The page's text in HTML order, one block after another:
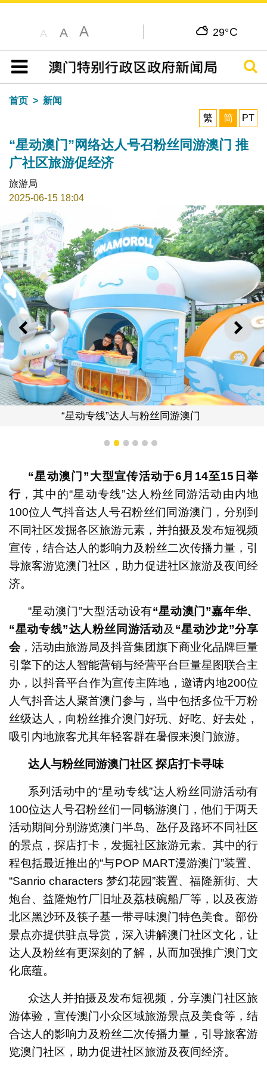
A A A 29°C
目录
搜寻
首页
新闻
繁
简 PT
“星动澳门”网络达人号召粉丝同游澳门 推
广社区旅游促经济
旅游局
2025-06-15 18:04
上一则 下一
“星动专线”达人与粉丝同游澳门
1 2 3 4 5 6
“星动澳门”大型宣传活动于6月14至15日举
行 ，其中的“星动专线”达人粉丝同游活动由内地
100位人气抖音达人号召粉丝们同游澳门，分别到
不同社区发掘各区旅游元素，并拍摄及发布短视频
宣传，结合达人的影响力及粉丝二次传播力量，引
导旅客游览澳门社区，助力促进社区旅游及夜间经
济。
“星动澳门”大型活动设有“星动澳门”嘉年华、
“星动专线”达人粉丝同游活动及 “星动沙龙”分享
会，活动由旅游局及抖音集团旗下商业化品牌巨量
引擎下的达人智能营销与经营平台巨量星图联合主
办，以抖音平台作为宣传主阵地，邀请内地200位
人气抖音达人聚首澳门参与，当中包括多位千万粉
丝级达人，向粉丝推介澳门好玩、好吃、好去处，
吸引内地旅客尤其年轻客群在暑假来澳门旅游。
达人与粉丝同游澳门社区 探店打卡寻味
系列活动中的“星动专线”达人粉丝同游活动有
100位达人号召粉丝们一同畅游澳门，他们于两天
活动期间分别游览澳门半岛、氹仔及路环不同社区
的景点，探店打卡，发掘社区旅游元素。其中的行
程包括最近推出的“与POP MART漫游澳门”装置、
“Sanrio characters 梦幻花园”装置、福隆新街、大
炮台、益隆炮竹厂旧址及荔枝碗船厂等，以及夜游
北区黑沙环及筷子基一带寻味澳门特色美食。部份
景点亦提供驻点导赏，深入讲解澳门社区文化，让
达人及粉丝有更深刻的了解，从而加强推广澳门文
化底蕴。
众达人并拍摄及发布短视频，分享澳门社区旅
游体验，宣传澳门小众区域旅游景点及美食等，结
合达人的影响力及粉丝二次传播力量，引导旅客游
览澳门社区，助力促进社区旅游及夜间经济。